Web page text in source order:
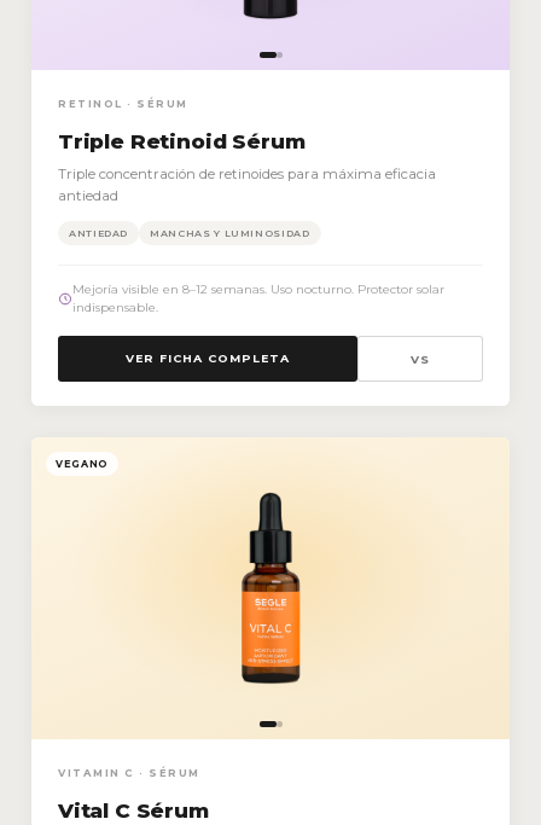
RETINOL · SÉRUM
Triple Retinoid Sérum
Triple concentración de retinoides para máxima eficacia
antiedad
ANTIEDAD MANCHAS Y LUMINOSIDAD
Mejoría visible en 8–12 semanas. Uso nocturno. Protector solar
indispensable.
VER FICHA COMPLETA VS
VEGANO
VITAMIN C · SÉRUM
Vital C Sérum